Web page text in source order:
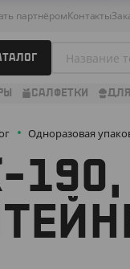
партнёромКонтакты
САЛФЕТКИ
Одноразовая